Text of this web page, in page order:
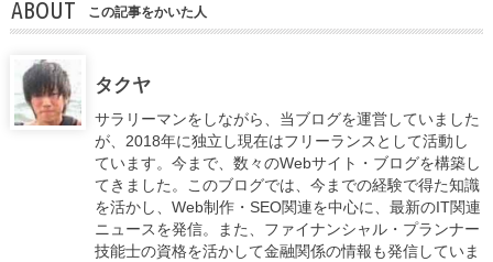
ABOUT この記事をかいた人
タクヤ
サラリーマンをしながら、当ブログを運営していました
が、2018年に独立し現在はフリーランスとして活動し
ています。今まで、数々のWebサイト・ブログを構築し
てきました。このブログでは、今までの経験で得た知識
を活かし、Web制作・SEO関連を中心に、最新のIT関連
ニュースを発信。また、ファイナンシャル・プランナー
技能士の資格を活かして金融関係の情報も発信していま